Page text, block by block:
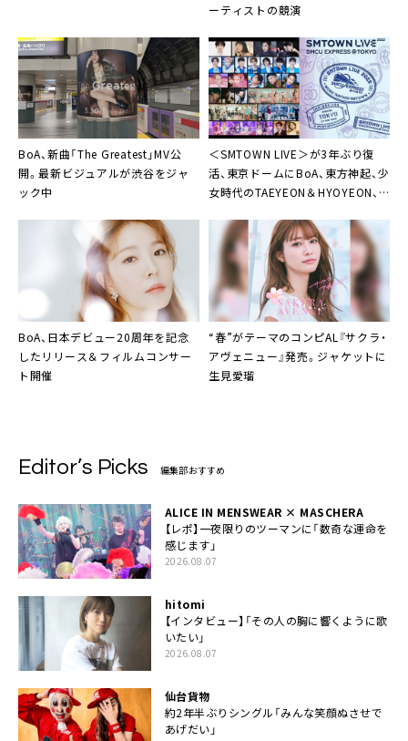
ーティストの競演
BoA、新曲「The Greatest」MV公
開。最新ビジュアルが渋谷をジャ
ック中
＜SMTOWN LIVE＞が3年ぶり復
活、東京ドームにBoA、東方神起、少
女時代のTAEYEON＆HYOYEON、
ど集結
BoA、日本デビュー20周年を記念
したリリース＆フィルムコンサー
ト開催
“春”がテーマのコンピAL『サクラ・
アヴェニュー』発売。ジャケットに
生見愛瑠
Editor’s Picks 編集部おすすめ
ALICE IN MENSWEAR × MASCHERA
【レポ】一夜限りのツーマンに「数奇な運命を
感じます」
2026.08.07
hitomi
【インタビュー】「その人の胸に響くように歌
いたい」
2026.08.07
仙台貨物
約2年半ぶりシングル「みんな笑顔ぬさせで
あげだい」